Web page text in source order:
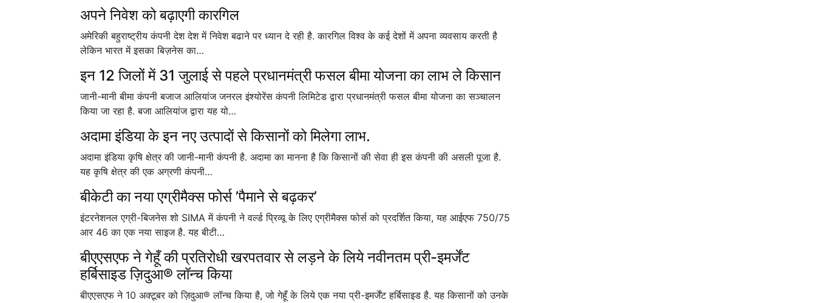
अपने निवेश को बढ़ाएगी कारगिल
अमेरिकी बहुराष्ट्रीय कंपनी देश देश में निवेश बढाने पर ध्यान दे रही है. कारगिल विश्व के कई देशों में अपना व्यवसाय करती है
लेकिन भारत में इसका बिज़नेस का…
इन 12 जिलों में 31 जुलाई से पहले प्रधानमंत्री फसल बीमा योजना का लाभ ले किसान
जानी-मानी बीमा कंपनी बजाज आलियांज जनरल इंश्योरेंस कंपनी लिमिटेड द्वारा प्रधानमंत्री फसल बीमा योजना का सञ्चालन
किया जा रहा है. बजा आलियांज द्वारा यह यो…
अदामा इंडिया के इन नए उत्पादों से किसानों को मिलेगा लाभ.
अदामा इंडिया कृषि क्षेत्र की जानी-मानी कंपनी है. अदामा का मानना है कि किसानों की सेवा ही इस कंपनी की असली पूजा है.
यह कृषि क्षेत्र की एक अग्रणी कंपनी…
बीकेटी का नया एग्रीमैक्स फोर्स ’पैमाने से बढ़कर’
इंटरनेशनल एग्री-बिजनेस शो SIMA में कंपनी ने वर्ल्ड प्रिव्यू के लिए एग्रीमैक्स फोर्स को प्रदर्शित किया, यह आईएफ 750/75
आर 46 का एक नया साइज है. यह बीटी…
बीएएसएफ ने गेहूँ की प्रतिरोधी खरपतवार से लड़ने के लिये नवीनतम प्री-इमर्जेंट
हर्बिसाइड ज़िदुआ® लॉन्च किया
बीएएसएफ ने 10 अक्टूबर को ज़िदुआ® लॉन्च किया है, जो गेहूँ के लिये एक नया प्री-इमर्जेंट हर्बिसाइड है. यह किसानों को उनके